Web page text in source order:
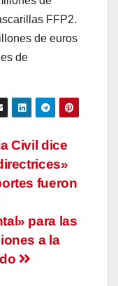
FFP2.
de euros
de
Civil dice
fueron
para las
a la